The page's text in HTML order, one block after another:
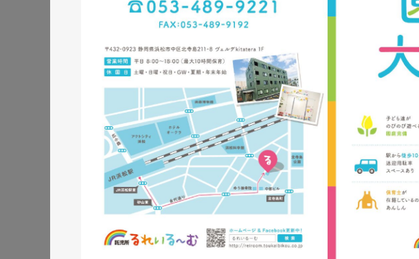
株式会社三共様 ランディングページ制作
ランディングページ